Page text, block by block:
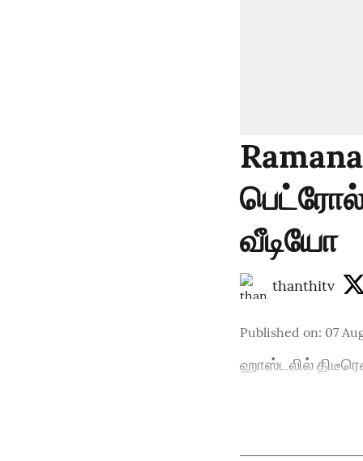
வீடியோ
thanthitv
Published on: 07
ஹாஸ்டலில்